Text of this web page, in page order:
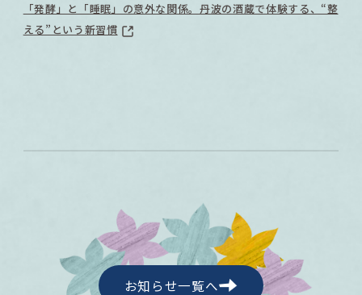
「発酵」と「睡眠」の意外な関係。丹波の酒蔵で体験する、“整
える”という新習慣
お知らせ一覧へ